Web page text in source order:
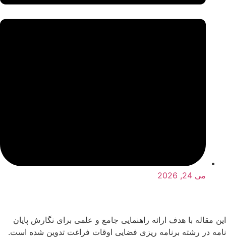
می 24, 2026
این مقاله با هدف ارائه راهنمایی جامع و علمی برای نگارش پایان
نامه در رشته برنامه ریزی فضایی اوقات فراغت تدوین شده است.